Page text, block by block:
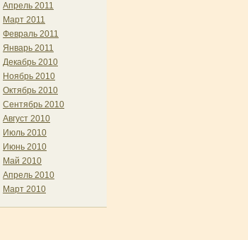
Апрель 2011
Март 2011
Февраль 2011
Январь 2011
Декабрь 2010
Ноябрь 2010
Октябрь 2010
Сентябрь 2010
Август 2010
Июль 2010
Июнь 2010
Май 2010
Апрель 2010
Март 2010